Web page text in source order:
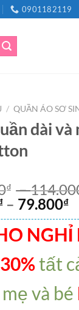
0901182119
/ QUẦN ÁO SƠ
dài và
₫ –
– 79.800₫
NGHỈ
30%tất
và bé